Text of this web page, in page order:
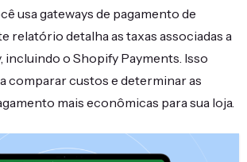
usa gateways de pagamento de
relatório detalha as taxas associadas a
incluindo o Shopify Payments. Isso
comparar custos e determinar as
mais econômicas para sua loja.